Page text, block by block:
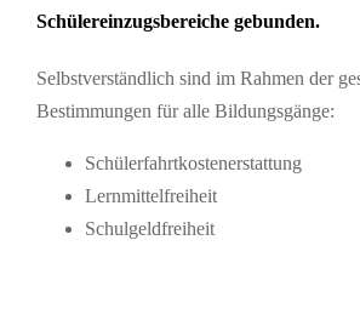
Schülereinzugsbereiche gebunden.
Selbstverständlich sind im Rahmen der
Bestimmungen für alle Bildungsgänge:
Schülerfahrtkostenerstattung
Lernmittelfreiheit
Schulgeldfreiheit